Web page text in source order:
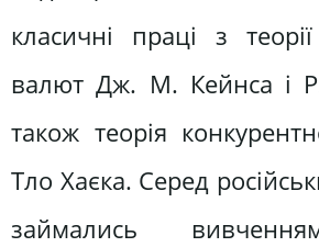
класичні праці з
валют Дж. М. Кейнса і
також теорія
Тло Хаєка. Серед
займались